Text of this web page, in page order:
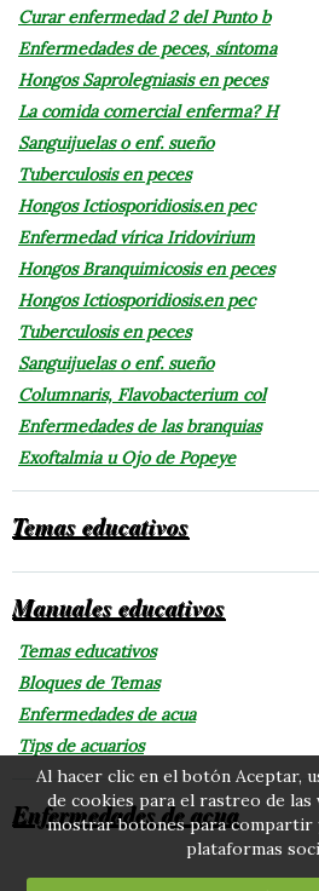
Curar enfermedad 2 del Punto b
Enfermedades de peces, síntoma
Hongos Saprolegniasis en peces
La comida comercial enferma? H
Sanguijuelas o enf. sueño
Tuberculosis en peces
Hongos Ictiosporidiosis.en pec
Enfermedad vírica Iridovirium
Hongos Branquimicosis en peces
Hongos Ictiosporidiosis.en pec
Tuberculosis en peces
Sanguijuelas o enf. sueño
Columnaris, Flavobacterium col
Enfermedades de las branquias
Exoftalmia u Ojo de Popeye
Temas educativos
Manuales educativos
Temas educativos
Bloques de Temas
Enfermedades de acua
Tips de acuarios
Enfermedades de acua
Al hacer clic en el botón Aceptar,
de cookies para el rastreo de
mostrar botones para compartir
plataformas